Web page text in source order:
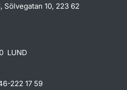
Sölvegatan 10, 223 62
LUND
222 17 59